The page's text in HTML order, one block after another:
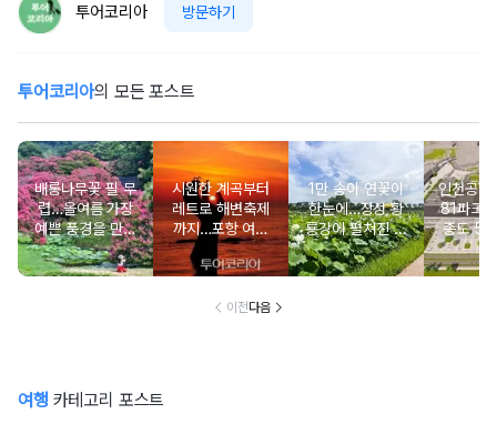
투어코리아 방문하기
투어코리아의 모든 포스트
배롱나무꽃 필 무
렵…올여름 가장
예쁜 풍경을 만나
는 여행
시원한 계곡부터
레트로 해변축제
까지…포항 여름
여행 완전정복
1만 송이 연꽃이
한눈에…장성 황
룡강에 펼쳐진 여
름 수채화
인천공
81파크'
종도 5
트와 체
시
이전다음
여행 카테고리 포스트